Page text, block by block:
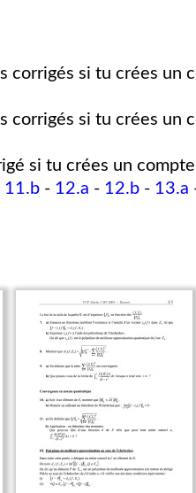
corrigés si tu crées un
corrigés si tu crées un
si tu crées un compte
11.b - 12.a - 12.b - 13.a